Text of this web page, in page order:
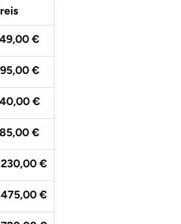
€
€
€
€
€
€